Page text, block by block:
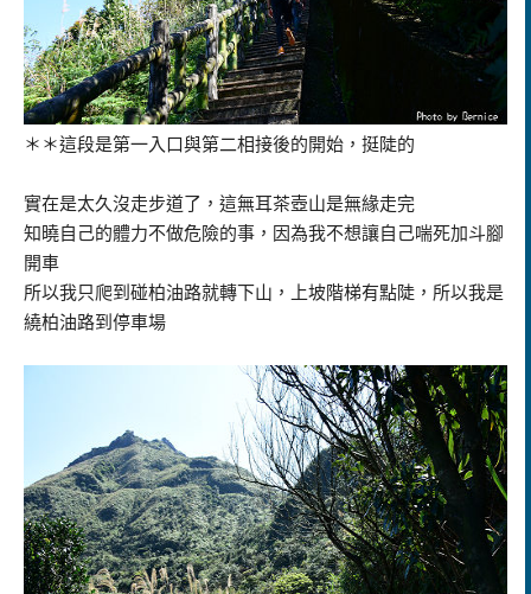
＊＊這段是第一入口與第二相接後的開始，挺陡的
實在是太久沒走步道了，這無耳茶壺山是無緣走完
知曉自己的體力不做危險的事，因為我不想讓自己喘死加斗腳
開車
所以我只爬到碰柏油路就轉下山，上坡階梯有點陡，所以我是
繞柏油路到停車場